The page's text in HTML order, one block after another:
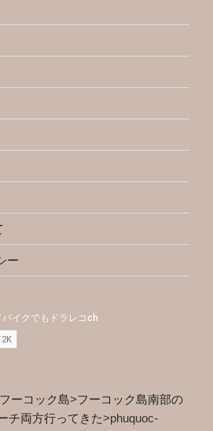
ー
ーコック島>フーコック島南部の
チ両方行ってきた>phuquoc-